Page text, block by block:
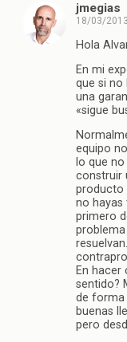
jmegias
18/03/2013
Hola
En mi
que si no
una
«sigue
equipo
lo que
construir
producto
no hayas
primero
En hacer
sentido?
de forma
buenas
pero